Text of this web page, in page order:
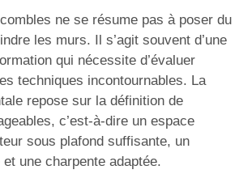
ne se résume pas à poser du
les murs. Il s’agit souvent d’une
qui nécessite d’évaluer
techniques incontournables. La
repose sur la définition de
c’est-à-dire un espace
sous plafond suffisante, un
une charpente adaptée.